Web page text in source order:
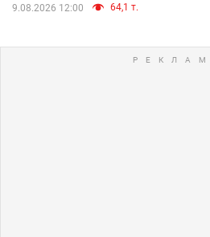
9.08.2026 12:00 64,1 т.